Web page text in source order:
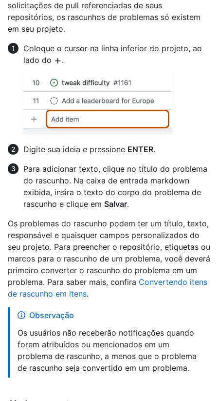
solicitações de pull referenciadas de seus
repositórios, os rascunhos de problemas só existem
em seu projeto.
Coloque o cursor na linha inferior do projeto, ao
lado do
.
Digite sua ideia e pressione ENTER.
Para adicionar texto, clique no título do problema
do rascunho. Na caixa de entrada markdown
exibida, insira o texto do corpo do problema de
rascunho e clique em Salvar.
Os problemas do rascunho podem ter um título, texto,
responsável e quaisquer campos personalizados do
seu projeto. Para preencher o repositório, etiquetas ou
marcos para o rascunho de um problema, você deverá
primeiro converter o rascunho do problema em um
problema. Para saber mais, confira Convertendo itens
de rascunho em itens.
Observação
Os usuários não receberão notificações quando
forem atribuídos ou mencionados em um
problema de rascunho, a menos que o problema
de rascunho seja convertido em um problema.